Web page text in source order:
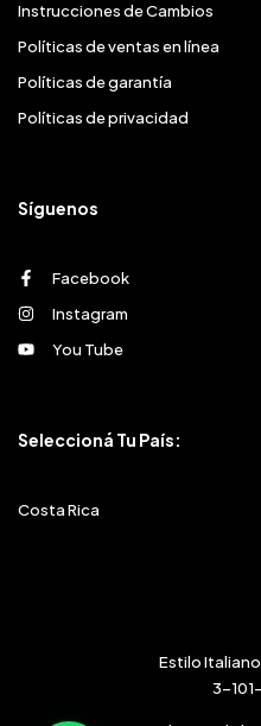
Instrucciones de Cambios
Políticas de ventas en línea
Políticas de garantía
Políticas de privacidad
Síguenos
Facebook
Instagram
You Tube
Seleccioná Tu País:
Costa Rica
Estilo
3-